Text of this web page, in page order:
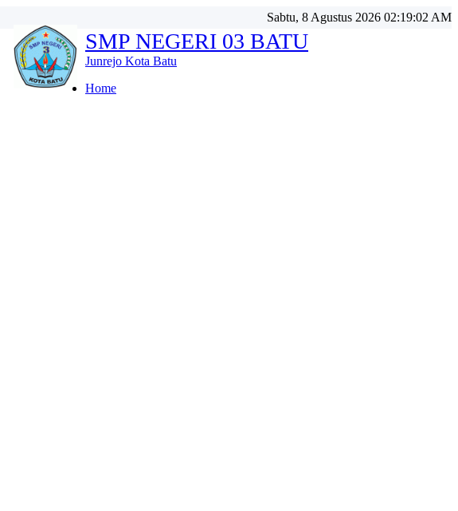
Sabtu, 8 Agustus 2026 02:19:05 AM
SMP NEGERI 03 BATU
Junrejo Kota Batu
Home